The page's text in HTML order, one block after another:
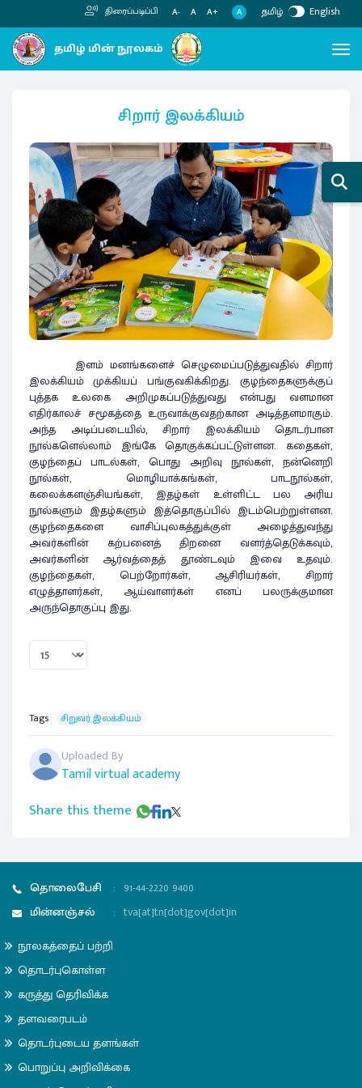
திரைப்படிப்பி A- A A+ A தமிழ் English
சிறார் இலக்கியம்
இளம் மனங்களைச் செழுமைப்படுத்துவதில் சிறார்
இலக்கியம் முக்கியப் பங்குவகிக்கிறது. குழந்தைகளுக்குப்
புத்தக உலகை அறிமுகப்படுத்துவது என்பது வளமான
எதிர்காலச் சமூகத்தை உருவாக்குவதற்கான அடித்தளமாகும்.
அந்த அடிப்படையில், சிறார் இலக்கியம் தொடர்பான
நூல்களெல்லாம் இங்கே தொகுக்கப்பட்டுள்ளன. கதைகள்,
குழந்தைப் பாடல்கள், பொது அறிவு நூல்கள், நன்னெறி
நூல்கள், மொழியாக்கங்கள், பாடநூல்கள்,
கலைக்களஞ்சியங்கள், இதழ்கள் உள்ளிட்ட பல அரிய
நூல்களும் இதழ்களும் இத்தொகுப்பில் இடம்பெற்றுள்ளன.
குழந்தைகளை வாசிப்புலகத்துக்குள் அழைத்துவந்து
அவர்களின் கற்பனைத் திறனை வளர்த்தெடுக்கவும்,
அவர்களின் ஆர்வத்தைத் தூண்டவும் இவை உதவும்.
குழந்தைகள், பெற்றோர்கள், ஆசிரியர்கள், சிறார்
எழுத்தாளர்கள், ஆய்வாளர்கள் எனப் பலருக்குமான
அருந்தொகுப்பு இது.
Tags சிறுவர் இலக்கியம்
Share this theme
Uploaded By
Tamil virtual academy
தொலைபேசி : 91-44-2220 9400
மின்னஞ்சல்
: tva[at]tn[dot]gov[dot]in
நூலகத்தைப் பற்றி
தொடர்புகொள்ள
கருத்து தெரிவிக்க
தளவரைபடம்
தொடர்புடைய தளங்கள்
பொறுப்பு அறிவிக்கை